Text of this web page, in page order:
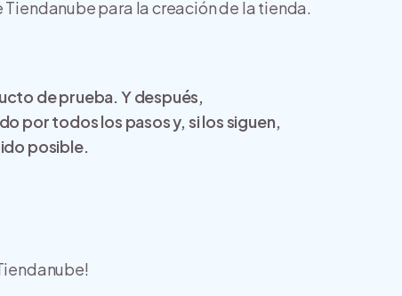
para la creación de la tienda.
de prueba. Y después,
por todos los pasos y, si los siguen,
posible.